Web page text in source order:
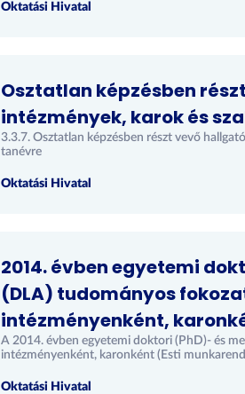
Oktatási Hivatal
Osztatlan képzésben
intézmények, karok és
3.3.7. Osztatlan képzésben részt vevő
tanévre
Oktatási Hivatal
2014. évben egyetemi
(DLA) tudományos
intézményenként,
A 2014. évben egyetemi doktori (PhD)- és
intézményenként, karonként (Esti
Oktatási Hivatal